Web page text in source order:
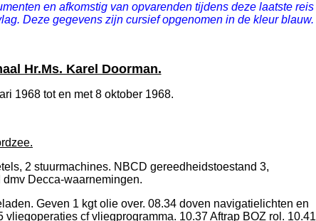
en afkomstig van opvarenden tijdens deze laatste reis
Deze gegevens zijn cursief opgenomen in de kleur blauw.
Hr.Ms. Karel Doorman.
1968 tot en met 8 oktober 1968.
2 stuurmachines. NBCD gereedheidstoestand 3,
Decca-waarnemingen.
Geven 1 kgt olie over. 08.34 doven navigatielichten en
cf vliegprogramma. 10.37 Aftrap BOZ rol. 10.41